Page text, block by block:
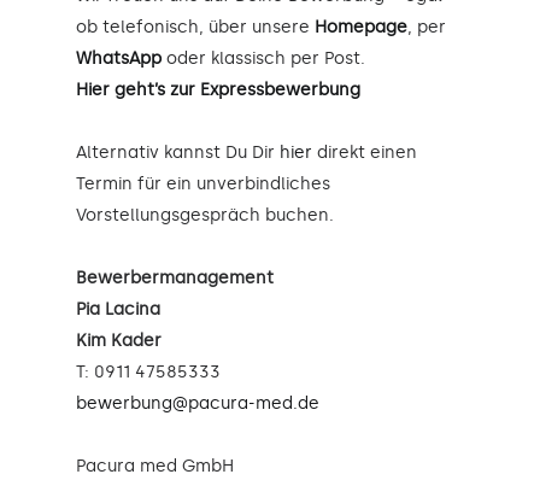
ob telefonisch, über unsere Homepage, per
WhatsApp oder klassisch per Post.
Hier geht’s zur Expressbewerbung
Alternativ kannst Du Dir hier direkt einen
Termin für ein unverbindliches
Vorstellungsgespräch buchen.
Bewerbermanagement
Pia Lacina
Kim Kader
T: 0911 47585333
bewerbung@pacura-med.de
Pacura med GmbH